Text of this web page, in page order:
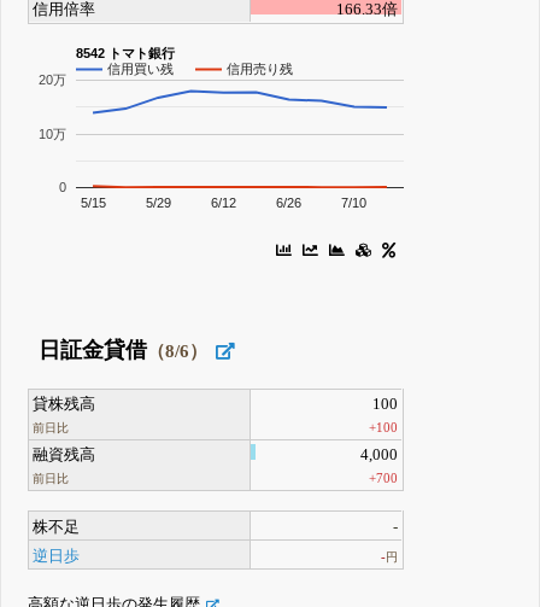
信用倍率
166.33倍
8542 トマト銀行
信用買い残
信用売り残
5/15 5/29 6/12 6/26 7/10
0
10万
20万
日証金貸借（8/6）
貸株残高
前日比
100
+100
融資残高
前日比
4,000
+700
株不足
-
逆日歩
-円